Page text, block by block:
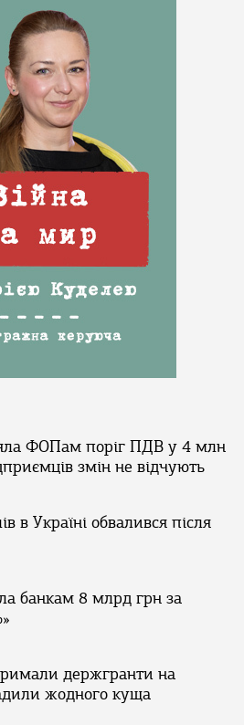
ФОПам поріг ПДВ у 4 млн
змін не відчують
в Україні обвалився після
банкам 8 млрд грн за
держгранти на
жодного куща